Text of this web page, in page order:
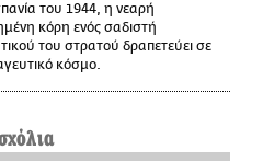
του 1944, η νεαρή
κόρη ενός σαδιστή
του στρατού δραπετεύει σε
κόσμο.